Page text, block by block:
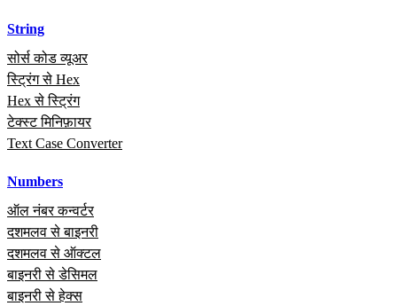
String
सोर्स कोड व्यूअर
स्ट्रिंग से Hex
Hex से स्ट्रिंग
टेक्स्ट मिनिफ़ायर
Text Case Converter
Numbers
ऑल नंबर कन्वर्टर
दशमलव से बाइनरी
दशमलव से ऑक्टल
बाइनरी से डेसिमल
बाइनरी से हेक्स